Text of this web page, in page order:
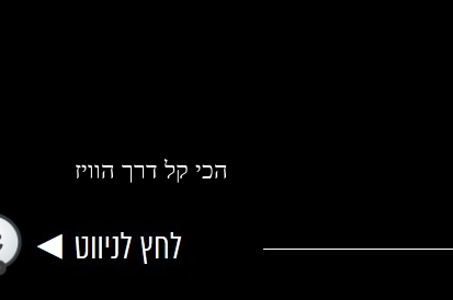
הכי קל דרך הוויז